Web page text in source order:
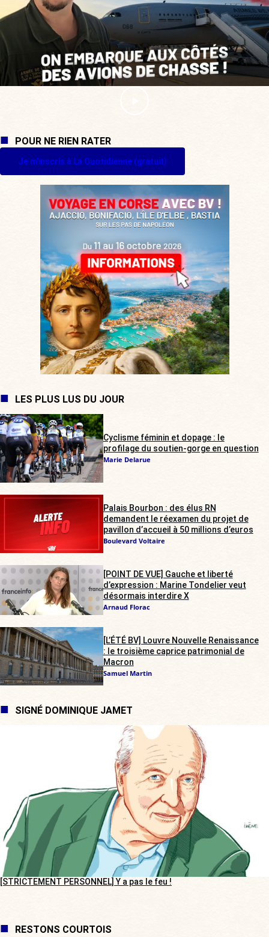
POUR NE RIEN RATER
Je m'inscris à La Quotidienne (gratuit)
LES PLUS LUS DU JOUR
Cyclisme féminin et dopage : le
profilage du soutien-gorge en question
Marie Delarue
Palais Bourbon : des élus RN
demandent le réexamen du projet de
pavillon d’accueil à 50 millions d’euros
Boulevard Voltaire
[POINT DE VUE] Gauche et liberté
d’expression : Marine Tondelier veut
désormais interdire X
Arnaud Florac
[L’ÉTÉ BV] Louvre Nouvelle Renaissance
: le troisième caprice patrimonial de
Macron
Samuel Martin
SIGNÉ DOMINIQUE JAMET
[STRICTEMENT PERSONNEL] Y a pas le feu !
RESTONS COURTOIS